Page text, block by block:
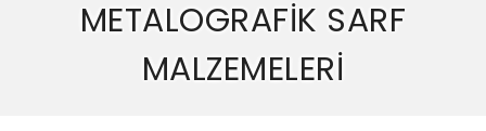
METALOGRAFİK SARF
MALZEMELERİ